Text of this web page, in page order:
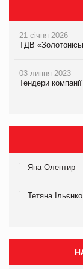
21 січня 2026
ТДВ
03 липня 2023
Тендери компанії
Яна Олентир
Тетяна Ільєнко